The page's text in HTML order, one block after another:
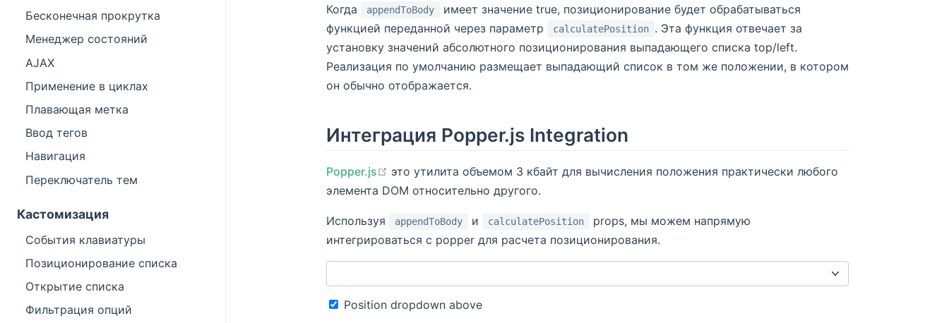
Бесконечная прокрутка
Менеджер состояний
AJAX
Применение в циклах
Плавающая метка
Ввод тегов
Навигация
Переключатель тем
Кастомизация
События клавиатуры
Позиционирование списка
Открытие списка
Фильтрация опций
Когда appendToBody
имеет значение true, позиционирование будет обрабатываться
функцией переданной через параметр
calculatePosition . Эта функция отвечает за
установку значений абсолютного позиционирования выпадающего списка top/left.
Реализация по умолчанию размещает выпадающий список в том же положении, в котором
он обычно отображается.
Интеграция Popper.js Integration
Popper.js open in new window
это утилита объемом 3 кбайт для вычисления положения практически любого
элемента DOM относительно другого.
Используя appendToBody и calculatePosition
props, мы можем напрямую
интегрироваться с popper для расчета позиционирования.
Position dropdown above